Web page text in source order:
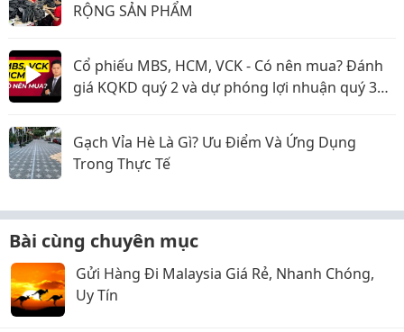
RỘNG SẢN PHẨM
Cổ phiếu MBS, HCM, VCK - Có nên mua? Đánh
giá KQKD quý 2 và dự phóng lợi nhuận quý 3
Gạch Vỉa Hè Là Gì? Ưu Điểm Và Ứng Dụng
Trong Thực Tế
Bài cùng chuyên mục
Gửi Hàng Đi Malaysia Giá Rẻ, Nhanh Chóng,
Uy Tín